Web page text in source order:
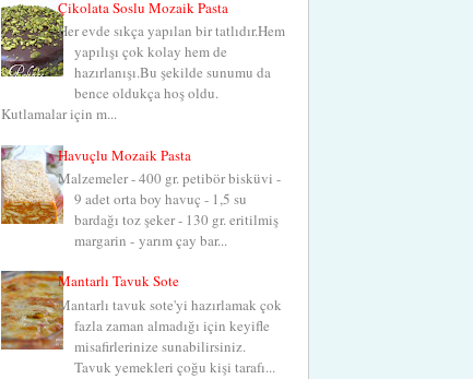
Çikolata Soslu Mozaik Pasta
Her evde sıkça yapılan bir tatlıdır.Hem
yapılışı çok kolay hem de
hazırlanışı.Bu şekilde sunumu da
bence oldukça hoş oldu.
Kutlamalar için m...
Havuçlu Mozaik Pasta
Malzemeler - 400 gr. petibör bisküvi -
9 adet orta boy havuç - 1,5 su
bardağı toz şeker - 130 gr. eritilmiş
margarin - yarım çay bar...
Mantarlı Tavuk Sote
Mantarlı tavuk sote'yi hazırlamak çok
fazla zaman almadığı için keyifle
misafirlerinize sunabilirsiniz.
Tavuk yemekleri çoğu kişi tarafı...